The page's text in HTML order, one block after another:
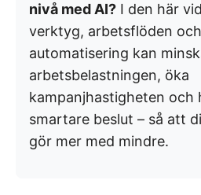
nivå med AI? I den här
verktyg, arbetsflöden
automatisering kan
arbetsbelastningen, öka
kampanjhastigheten och
smartare beslut – så att
gör mer med mindre.